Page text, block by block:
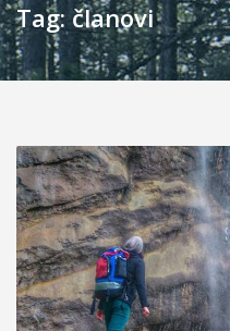
Tag: članovi